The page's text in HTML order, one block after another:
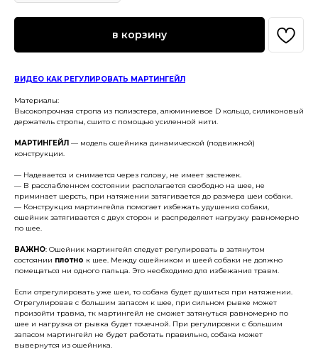
в корзину
ВИДЕО КАК РЕГУЛИРОВАТЬ МАРТИНГЕЙЛ
Материалы:
Высокопрочная стропа из полиэстера, алюминиевое D кольцо, силиконовый
держатель стропы, сшито с помощью усиленной нити.
МАРТИНГЕЙЛ — модель ошейника динамической (подвижной)
конструкции.
— Надевается и снимается через голову, не имеет застежек.
— В расслабленном состоянии располагается свободно на шее, не
приминает шерсть, при натяжении затягивается до размера шеи собаки.
— Конструкция мартингейла помогает избежать удушения собаки,
ошейник затягивается с двух сторон и распределяет нагрузку равномерно
по шее.
ВАЖНО: Ошейник мартингейл следует регулировать в затянутом
состоянии плотно к шее. Между ошейником и шеей собаки не должно
помещаться ни одного пальца. Это необходимо для избежания травм.
Если отрегулировать уже шеи, то собака будет душиться при натяжении.
Отрегулировав с большим запасом к шее, при сильном рывке может
произойти травма, тк мартингейл не сможет затянуться равномерно по
шее и нагрузка от рывка будет точечной. При регулировки с большим
запасом мартингейл не будет работать правильно, собака может
вывернутся из ошейника.